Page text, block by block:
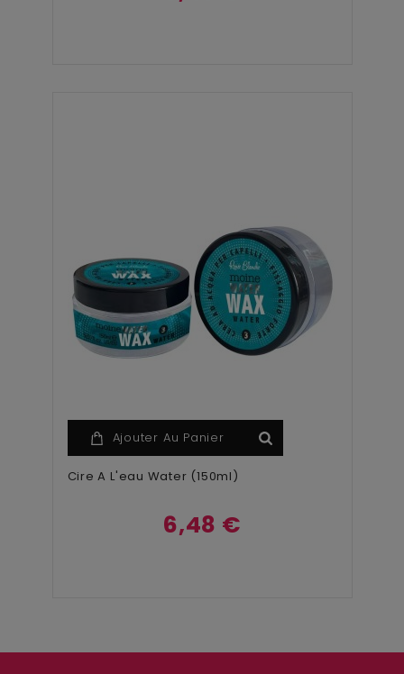
Ajouter Au Panier
Cire A L'eau Water (150ml)
6,48 €